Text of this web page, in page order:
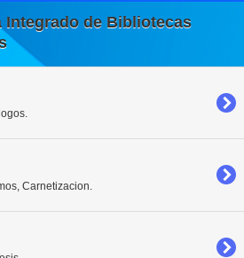
Integrado de Bibliotecas
Carnetizacion.